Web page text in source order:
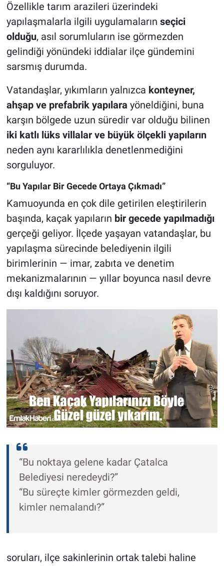
Özellikle tarım arazileri üzerindeki
yapılaşmalarla ilgili uygulamaların seçici
olduğu, asıl sorumluların ise görmezden
gelindiği yönündeki iddialar ilçe gündemini
sarsmış durumda.
Vatandaşlar, yıkımların yalnızca konteyner,
ahşap ve prefabrik yapılara yöneldiğini, buna
karşın bölgede uzun süredir var olduğu bilinen
iki katlı lüks villalar ve büyük ölçekli yapıların
neden aynı kararlılıkla denetlenmediğini
sorguluyor.
“Bu Yapılar Bir Gecede Ortaya Çıkmadı”
Kamuoyunda en çok dile getirilen eleştirilerin
başında, kaçak yapıların bir gecede yapılmadığı
gerçeği geliyor. İlçede yaşayan vatandaşlar, bu
yapılaşma sürecinde belediyenin ilgili
birimlerinin — imar, zabıta ve denetim
mekanizmalarının — yıllar boyunca nasıl devre
dışı kaldığını soruyor.
“Bu noktaya gelene kadar Çatalca
Belediyesi neredeydi?”
“Bu süreçte kimler görmezden geldi,
kimler nemalandı?”
soruları, ilçe sakinlerinin ortak talebi haline